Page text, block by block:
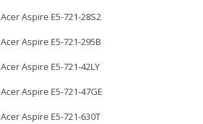
Acer Aspire E5-721-28S2
Acer Aspire E5-721-295B
Acer Aspire E5-721-42LY
Acer Aspire E5-721-47GE
Acer Aspire E5-721-630T